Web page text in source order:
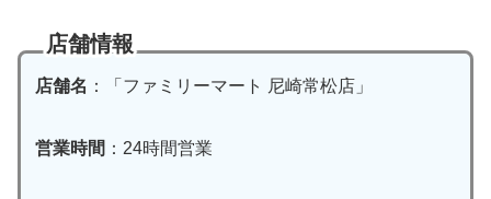
店舗情報
店舗名 ：「ファミリーマート 尼崎常松店」
営業時間 ：24時間営業